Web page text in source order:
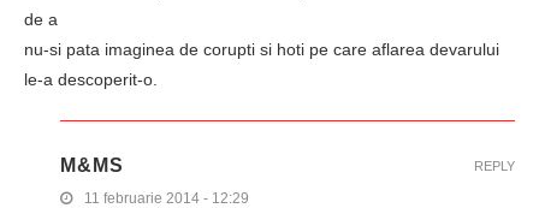
de a
nu-si pata imaginea de corupti si hoti pe care aflarea devarului
le-a descoperit-o.
M&MS
11 februarie 2014 - 12:29
REPLY